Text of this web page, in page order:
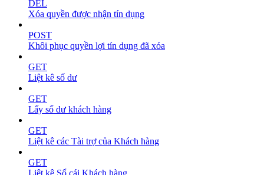
DEL
Xóa quyền được nhận tín dụng
POST
Khôi phục quyền lợi tín dụng đã xóa
GET
Liệt kê số dư
GET
Lấy số dư khách hàng
GET
Liệt kê các Tài trợ của Khách hàng
GET
Liệt kê Sổ cái Khách hàng